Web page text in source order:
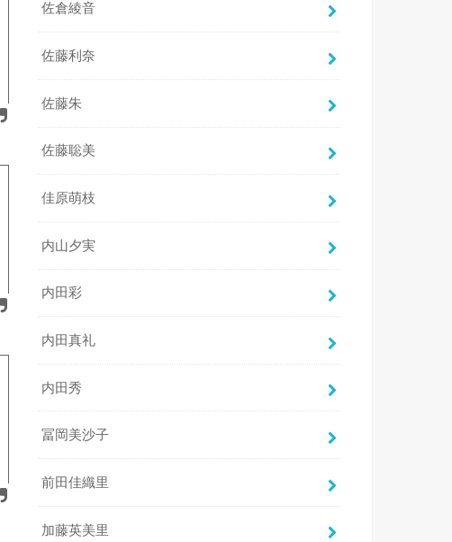
佐倉綾音
佐藤利奈
佐藤朱
佐藤聡美
佳原萌枝
内山夕実
内田彩
内田真礼
内田秀
冨岡美沙子
前田佳織里
加藤英美里